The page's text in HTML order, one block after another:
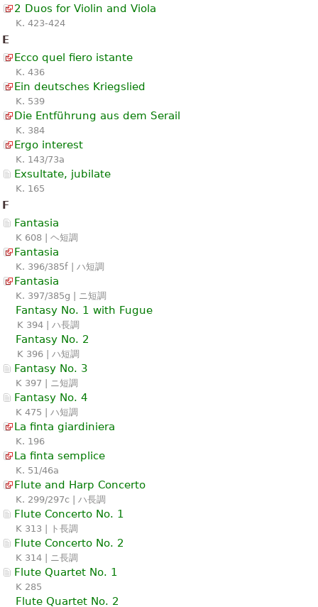
2 Duos for Violin and Viola
K. 423-424
E
Ecco quel fiero istante
K. 436
Ein deutsches Kriegslied
K. 539
Die Entführung aus dem Serail
K. 384
Ergo interest
K. 143/73a
Exsultate, jubilate
K. 165
F
Fantasia
K 608 | ヘ短調
Fantasia
K. 396/385f | ハ短調
Fantasia
K. 397/385g | ニ短調
Fantasy No. 1 with Fugue
K 394 | ハ長調
Fantasy No. 2
K 396 | ハ短調
Fantasy No. 3
K 397 | ニ短調
Fantasy No. 4
K 475 | ハ短調
La finta giardiniera
K. 196
La finta semplice
K. 51/46a
Flute and Harp Concerto
K. 299/297c | ハ長調
Flute Concerto No. 1
K 313 | ト長調
Flute Concerto No. 2
K 314 | ニ長調
Flute Quartet No. 1
K 285
Flute Quartet No. 2